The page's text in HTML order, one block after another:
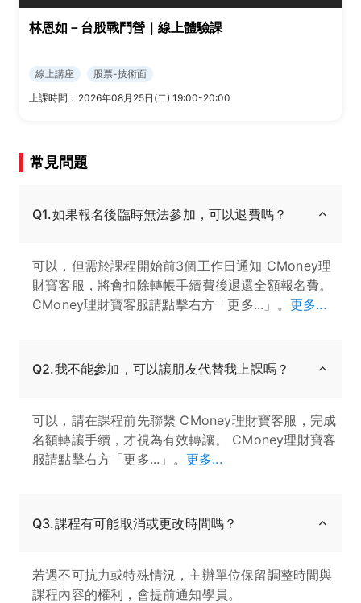
林恩如－台股戰鬥營｜線上體驗課
線上講座
股票-技術面
上課時間： 2026年08月25日(二) 19:00-20:00
常見問題
Q1.如果報名後臨時無法參加，可以退費嗎？
可以，但需於課程開始前3個工作日通知 CMoney理
財寶客服，將會扣除轉帳手續費後退還全額報名費。
CMoney理財寶客服請點擊右方「更多...」。 更多...
Q2.我不能參加，可以讓朋友代替我上課嗎？
可以，請在課程前先聯繫 CMoney理財寶客服，完成
名額轉讓手續，才視為有效轉讓。 CMoney理財寶客
服請點擊右方「更多...」。 更多...
Q3.課程有可能取消或更改時間嗎？
若遇不可抗力或特殊情況，主辦單位保留調整時間與
課程內容的權利，會提前通知學員。